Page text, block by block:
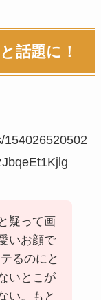
話題に！
154026520502
疑って画
いお顔で
るのにと
いとこが
い。もと